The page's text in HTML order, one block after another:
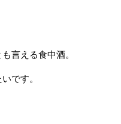
言える食中酒。
です。